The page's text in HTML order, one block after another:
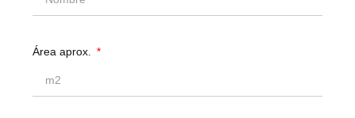
Área aprox.